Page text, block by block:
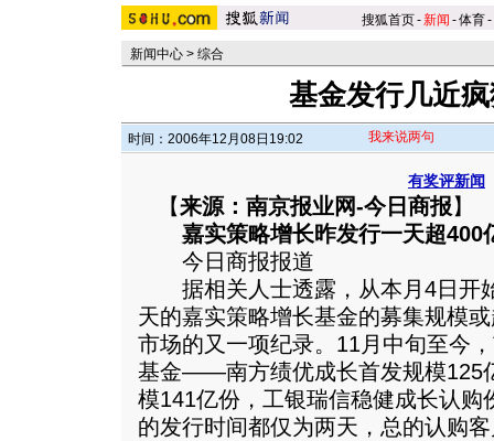
搜狐首页-新闻 -体育-
新闻中心 > 综合
基金发行几近
时间：2006年12月08日19:02 我来说两句
有奖评新闻
【来源：南京报业网-今日商报】
嘉实策略增长昨发行一天超400
今日商报报道
据相关人士透露，从本月4日开
天的嘉实策略增长基金的募集规模
市场的又一项纪录。11月中旬至今
基金——南方绩优成长首发规模125
模141亿份，工银瑞信稳健成长认购
的发行时间都仅为两天，总的认购